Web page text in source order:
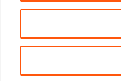
Copyright ©